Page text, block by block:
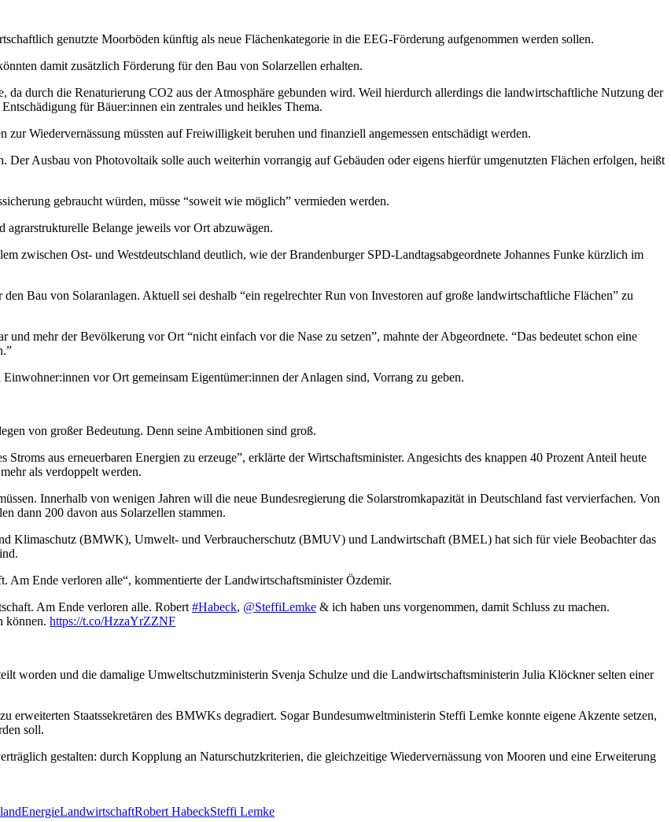
genutzte Moorböden künftig als neue Flächenkategorie in die EEG-Förderung aufgenommen werden sollen.
damit zusätzlich Förderung für den Bau von Solarzellen erhalten.
durch die Renaturierung CO2 aus der Atmosphäre gebunden wird. Weil hierdurch allerdings die landwirtschaftliche Nutzung der
für Bäuer:innen ein zentrales und heikles Thema.
Wiedervernässung müssten auf Freiwilligkeit beruhen und finanziell angemessen entschädigt werden.
Der Ausbau von Photovoltaik solle auch weiterhin vorrangig auf Gebäuden oder eigens hierfür umgenutzten Flächen erfolgen, heißt
gebraucht würden, müsse “soweit wie möglich” vermieden werden.
Belange jeweils vor Ort abzuwägen.
zwischen Ost- und Westdeutschland deutlich, wie der Brandenburger SPD-Landtagsabgeordnete Johannes Funke kürzlich im
Bau von Solaranlagen. Aktuell sei deshalb “ein regelrechter Run von Investoren auf große landwirtschaftliche Flächen” zu
mehr der Bevölkerung vor Ort “nicht einfach vor die Nase zu setzen”, mahnte der Abgeordnete. “Das bedeutet schon eine
vor Ort gemeinsam Eigentümer:innen der Anlagen sind, Vorrang zu geben.
von großer Bedeutung. Denn seine Ambitionen sind groß.
aus erneuerbaren Energien zu erzeuge”, erklärte der Wirtschaftsminister. Angesichts des knappen 40 Prozent Anteil heute
als verdoppelt werden.
Innerhalb von wenigen Jahren will die neue Bundesregierung die Solarstromkapazität in Deutschland fast vervierfachen. Von
dann 200 davon aus Solarzellen stammen.
Klimaschutz (BMWK), Umwelt- und Verbraucherschutz (BMUV) und Landwirtschaft (BMEL) hat sich für viele Beobachter das
Ende verloren alle“, kommentierte der Landwirtschaftsminister Özdemir.
Am Ende verloren alle. Robert #Habeck, @SteffiLemke & ich haben uns vorgenommen, damit Schluss zu machen.
können. https://t.co/HzzaYrZZNF
worden und die damalige Umweltschutzministerin Svenja Schulze und die Landwirtschaftsministerin Julia Klöckner selten einer
Staatssekretären des BMWKs degradiert. Sogar Bundesumweltministerin Steffi Lemke konnte eigene Akzente setzen,
soll.
gestalten: durch Kopplung an Naturschutzkriterien, die gleichzeitige Wiedervernässung von Mooren und eine Erweiterung
EnergieLandwirtschaftRobert HabeckSteffi Lemke